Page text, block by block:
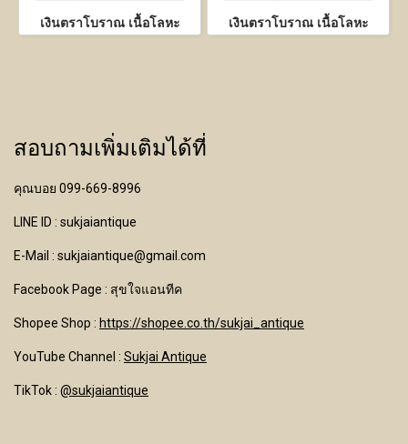
เงินตราโบราณ เนื้อโลหะ เงินตราโบราณ เนื้อโลหะ
สอบถามเพิ่มเติมได้ที่
คุณบอย 099-669-8996
LINE ID : sukjaiantique
E-Mail : sukjaiantique@gmail.com
Facebook Page : สุขใจแอนทีค
Shopee Shop : https://shopee.co.th/sukjai_antique
YouTube Channel : Sukjai Antique
TikTok : @sukjaiantique